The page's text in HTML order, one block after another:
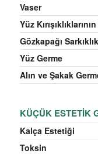
Vaser
Yüz
Gözkapağı
Yüz Germe
Alın ve Şakak
KÜÇÜK ESTETIK
Kalça Estetiği
Toksin